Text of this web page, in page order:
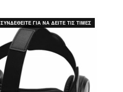
ΣΥΝΔΕΘΕΙΤΕ ΓΙΑ ΝΑ ΔΕΙΤΕ ΤΙΣ ΤΙΜΕΣ